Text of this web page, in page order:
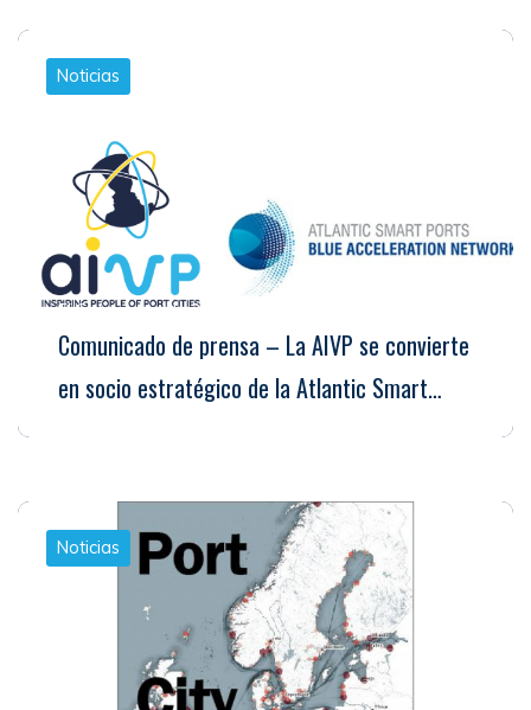
Noticias
El 6 de enero de 2023
Comunicado de prensa – La AIVP se convierte
en socio estratégico de la Atlantic Smart…
Noticias